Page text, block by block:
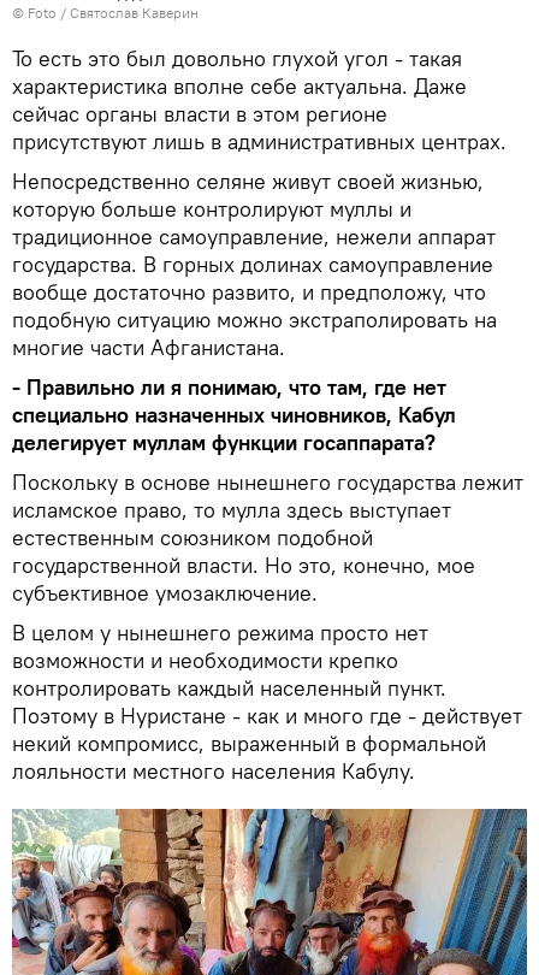
© Foto / Святослав Каверин
То есть это был довольно глухой угол - такая
характеристика вполне себе актуальна. Даже
сейчас органы власти в этом регионе
присутствуют лишь в административных центрах.
Непосредственно селяне живут своей жизнью,
которую больше контролируют муллы и
традиционное самоуправление, нежели аппарат
государства. В горных долинах самоуправление
вообще достаточно развито, и предположу, что
подобную ситуацию можно экстраполировать на
многие части Афганистана.
- Правильно ли я понимаю, что там, где нет
специально назначенных чиновников, Кабул
делегирует муллам функции госаппарата?
Поскольку в основе нынешнего государства лежит
исламское право, то мулла здесь выступает
естественным союзником подобной
государственной власти. Но это, конечно, мое
субъективное умозаключение.
В целом у нынешнего режима просто нет
возможности и необходимости крепко
контролировать каждый населенный пункт.
Поэтому в Нуристане - как и много где - действует
некий компромисс, выраженный в формальной
лояльности местного населения Кабулу.